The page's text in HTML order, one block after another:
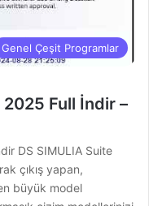
Genel Çeşit Programlar
Full İndir –
DS SIMULIA Suite
çıkış yapan,
büyük model